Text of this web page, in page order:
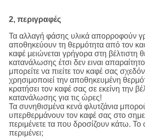
2, περιγραφές
Τα αλλαγή φάσης υλικά απορροφούν
αποθηκεύουν τη θερμότητα από τον
καφέ μειώνεται γρήγορα στη βέλτιστη
κατανάλωσης έτσι δεν ειναι
μπορείτε να πιείτε τον καφέ σας
χρησιμοποιεί την αποθηκευμένη
κρατήσει τον καφέ σας σε εκείνη την
κατανάλωσης για τις ώρες!
Τα συνηθισμένα κενά φλυτζάνια
υπερθερμάνουν τον καφέ σας στο
περιμένετε τα που δροσίζουν κάτω. Το
περιμένει;